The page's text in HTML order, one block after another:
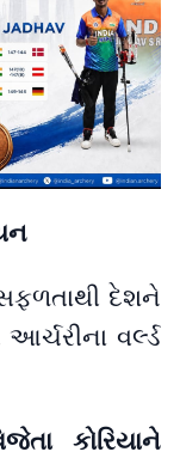
દેશને
વર્લ્ડ
કોરિયાને